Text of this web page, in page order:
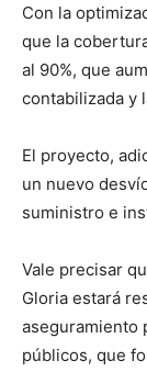
Con la
que la
al 90%, que
contabilizada y
El proyecto,
un nuevo
suministro e
Vale precisar
Gloria estará
aseguramiento
públicos, que